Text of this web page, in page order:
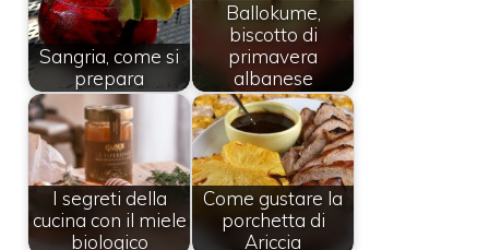
Sangria, come si
prepara
Ballokume,
biscotto di
primavera
albanese
I segreti della
cucina con il miele
biologico
Come gustare la
porchetta di
Ariccia